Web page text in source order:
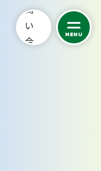
MENU